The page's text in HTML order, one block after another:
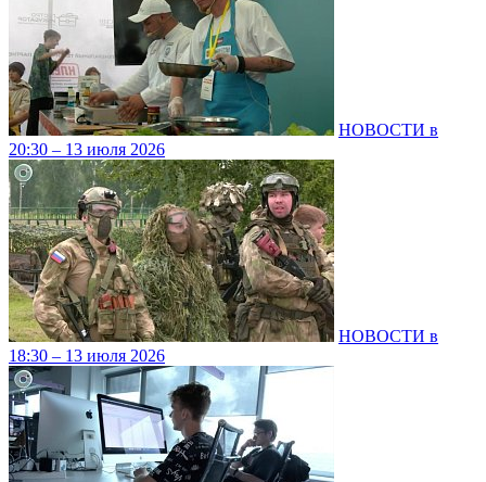
НОВОСТИ в
20:30 – 13 июля 2026
НОВОСТИ в
18:30 – 13 июля 2026